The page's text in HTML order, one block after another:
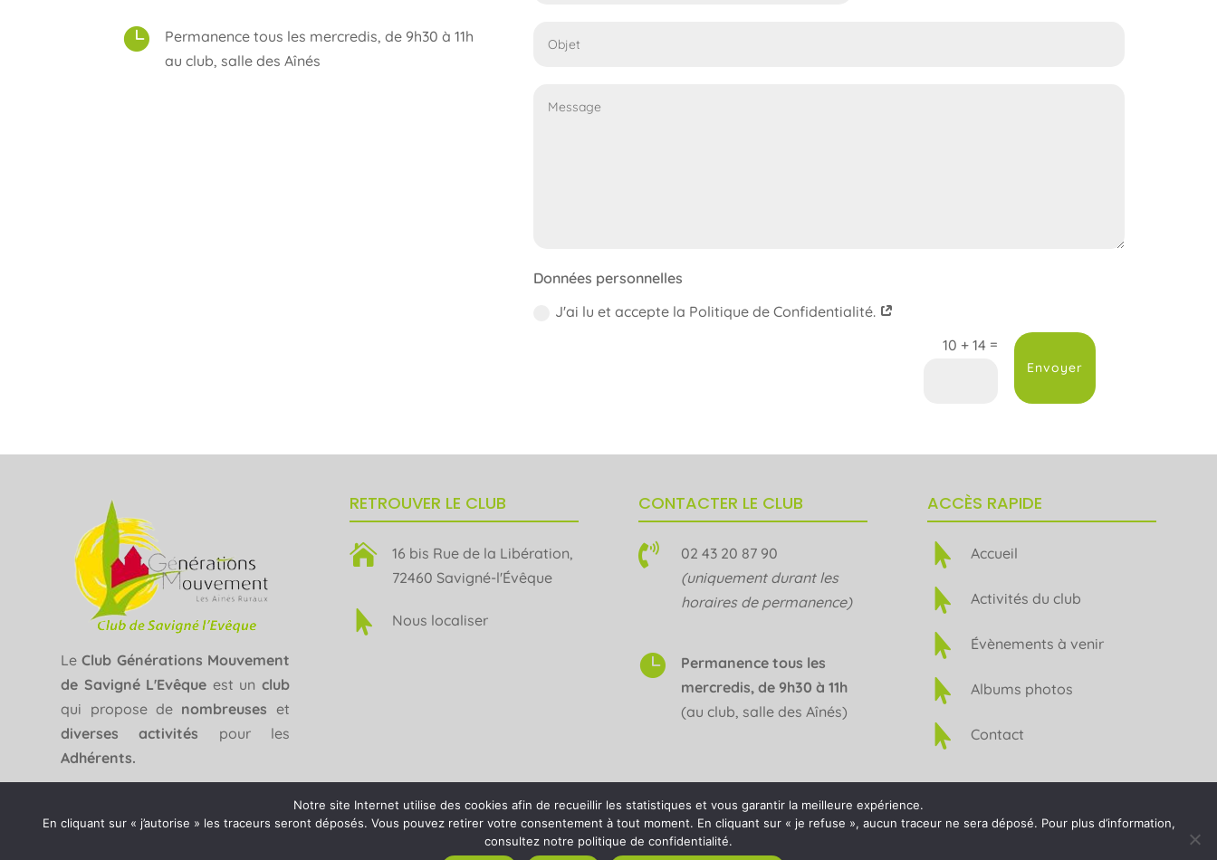

Permanence tous les mercredis, de 9h30 à 11h
au club, salle des Aînés
Données personnelles
J'ai lu et accepte la Politique de Confidentialité.
10 + 14 =
Envoyer
Le Club Générations Mouvement
de Savigné L'Evêque est un club
qui propose de nombreuses et
diverses activités pour les
Adhérents.
RETROUVER LE CLUB

16 bis Rue de la Libération,
72460 Savigné-l'Évêque
 Nous localiser
CONTACTER LE CLUB

02 43 20 87 90
(uniquement durant les
horaires de permanence)

Permanence tous les
mercredis, de 9h30 à 11h
(au club, salle des Aînés)
ACCÈS RAPIDE
 Accueil
 Activités du club
 Évènements à venir
 Albums photos
 Contact
Notre site Internet utilise des cookies afin de recueillir les statistiques et vous garantir la meilleure expérience.
En cliquant sur « j’autorise » les traceurs seront déposés. Vous pouvez retirer votre consentement à tout moment. En cliquant sur « je refuse », aucun traceur ne sera déposé. Pour plus d’information,
consultez notre politique de confidentialité.